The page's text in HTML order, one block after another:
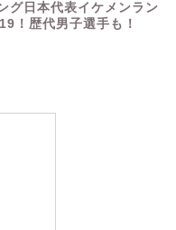
グ日本代表イケメンラン
！歴代男子選手も！